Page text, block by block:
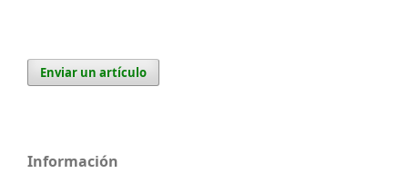
Enviar un artículo
Información